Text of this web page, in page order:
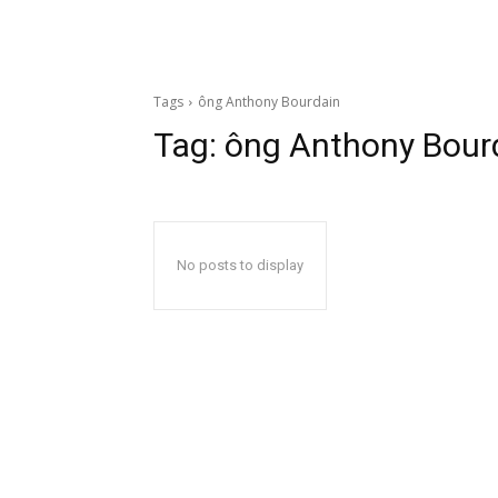
Tags ông Anthony Bourdain
Tag: ông Anthony
No posts to display